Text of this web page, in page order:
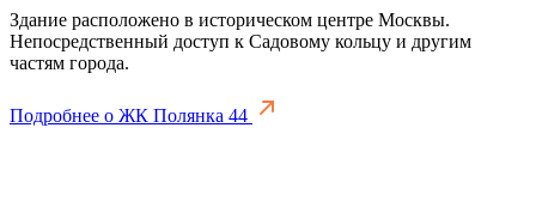
Здание расположено в историческом центре Москвы.
Непосредственный доступ к Садовому кольцу и другим
частям города.
Подробнее о ЖК Полянка 44